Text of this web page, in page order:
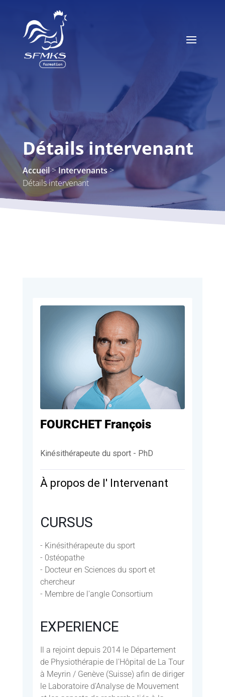
Détails intervenant
Accueil>Intervenants>
Détails intervenant
FOURCHET François
Kinésithérapeute du sport - PhD
À propos de l' Intervenant
CURSUS
- Kinésithérapeute du sport
- 0stéopathe
- Docteur en Sciences du sport et
chercheur
- Membre de l'angle Consortium
EXPERIENCE
Il a rejoint depuis 2014 le Département
de Physiothérapie de l'Hôpital de La Tour
à Meyrin / Genève (Suisse) afin de diriger
le Laboratoire d'Analyse de Mouvement